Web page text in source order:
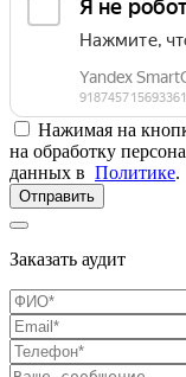
Нажимая на
на обработку
данных в Политике.
Отправить
Заказать аудит